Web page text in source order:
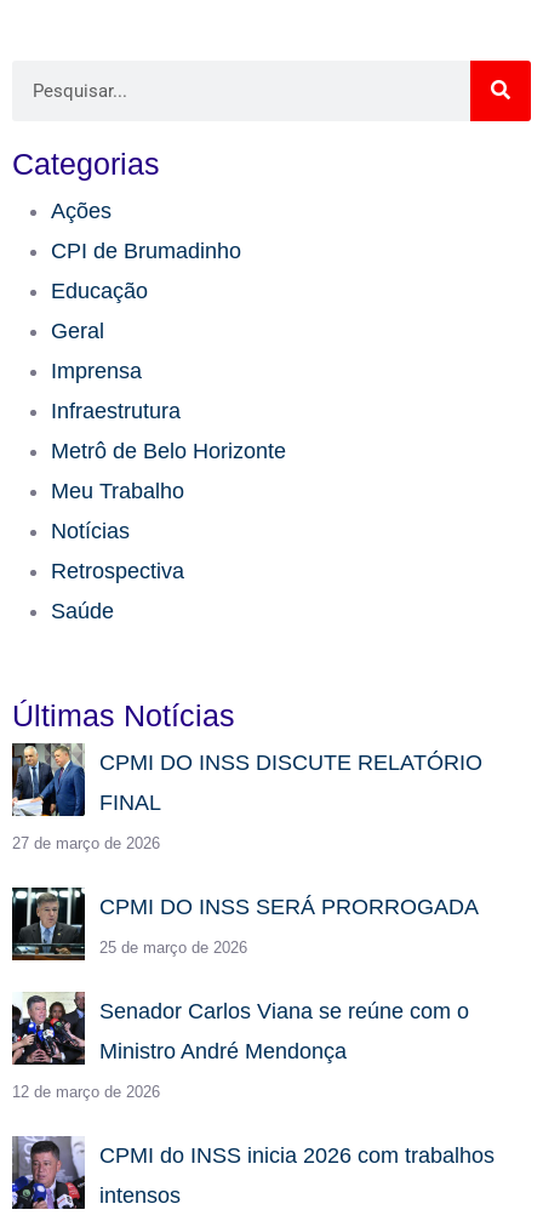
Categorias
Ações
CPI de Brumadinho​
Educação​
Geral
Imprensa
Infraestrutura​
Metrô de Belo Horizonte
Meu Trabalho
Notícias
Retrospectiva
Saúde
Últimas Notícias
CPMI DO INSS DISCUTE RELATÓRIO
FINAL
27 de março de 2026
CPMI DO INSS SERÁ PRORROGADA
25 de março de 2026
Senador Carlos Viana se reúne com o
Ministro André Mendonça
12 de março de 2026
CPMI do INSS inicia 2026 com trabalhos
intensos